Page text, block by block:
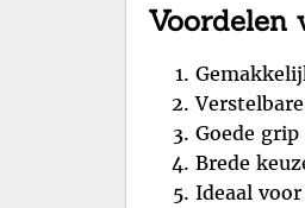
Voordelen
Goede
Brede
Ideaal